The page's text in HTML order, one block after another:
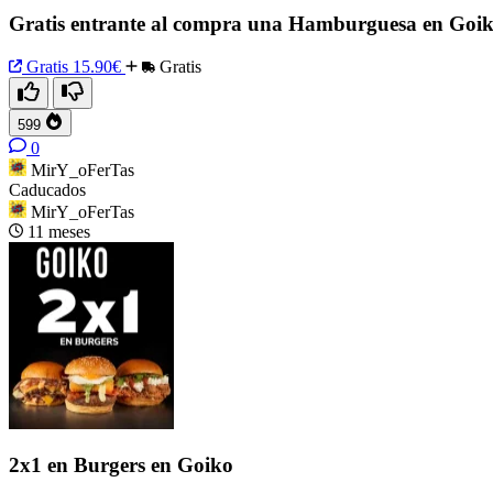
Gratis entrante al compra una Hamburguesa en
Gratis 15.90€ Gratis
599
0
MirY_oFerTas
Caducados
MirY_oFerTas
11 meses
2x1 en Burgers en Goiko